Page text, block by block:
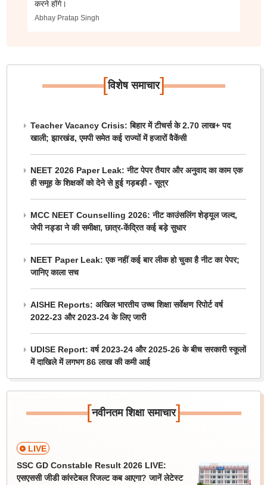
करने होंगे।
Abhay Pratap Singh
[विशेष समाचार]
Teacher Vacancy Crisis: बिहार में टीचर्स के 2.70 लाख+ पद
खाली; झारखंड, एमपी समेत कई राज्यों में हजारों वैकेंसी
NEET 2026 Paper Leak: नीट पेपर तैयार और अनुवाद का काम एक
ही समूह के शिक्षकों को देने से हुई गड़बड़ी - सूत्र
MCC NEET Counselling 2026: नीट काउंसलिंग शेड्यूल जल्द,
जेपी नड्डा ने की समीक्षा, छात्र-केंद्रित कई बड़े सुधार
NEET Paper Leak: एक नहीं कई बार लीक हो चुका है नीट का पेपर;
जानिए काला सच
AISHE Reports: अखिल भारतीय उच्च शिक्षा सर्वेक्षण रिपोर्ट वर्ष
2022-23 और 2023-24 के लिए जारी
UDISE Report: वर्ष 2023-24 और 2025-26 के बीच सरकारी स्कूलों
में दाखिले में लगभग 86 लाख की कमी आई
[नवीनतम शिक्षा समाचार]
LIVE
SSC GD Constable Result 2026 LIVE:
एसएससी जीडी कांस्टेबल रिजल्ट कब आएगा? जानें लेटेस्ट